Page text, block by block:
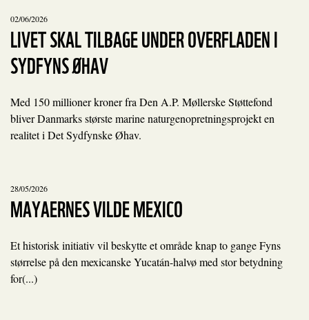
02/06/2026
LIVET SKAL TILBAGE UNDER OVERFLADEN I
SYDFYNS ØHAV
Med 150 millioner kroner fra Den A.P. Møllerske Støttefond
bliver Danmarks største marine naturgenopretningsprojekt en
realitet i Det Sydfynske Øhav.
28/05/2026
MAYAERNES VILDE MEXICO
Et historisk initiativ vil beskytte et område knap to gange Fyns
størrelse på den mexicanske Yucatán-halvø med stor betydning
for(...)